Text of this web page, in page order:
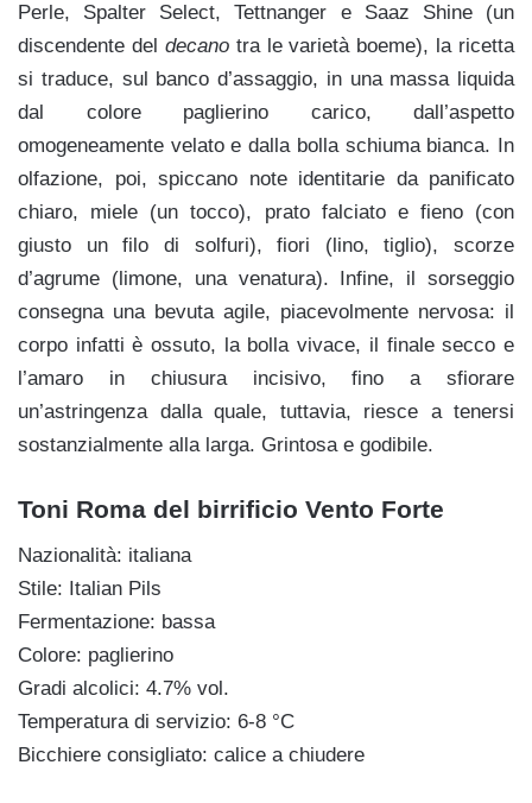
Perle, Spalter Select, Tettnanger e Saaz Shine (un
discendente del decanotra le varietà boeme), la ricetta
si traduce, sul banco d’assaggio, in una massa liquida
dal colore paglierino carico, dall’aspetto
omogeneamente velato e dalla bolla schiuma bianca. In
olfazione, poi, spiccano note identitarie da panificato
chiaro, miele (un tocco), prato falciato e fieno (con
giusto un filo di solfuri), fiori (lino, tiglio), scorze
d’agrume (limone, una venatura). Infine, il sorseggio
consegna una bevuta agile, piacevolmente nervosa: il
corpo infatti è ossuto, la bolla vivace, il finale secco e
l’amaro in chiusura incisivo, fino a sfiorare
un’astringenza dalla quale, tuttavia, riesce a tenersi
sostanzialmente alla larga. Grintosa e godibile.
Toni Roma del birrificio Vento Forte
Nazionalità: italiana
Stile: Italian Pils
Fermentazione: bassa
Colore: paglierino
Gradi alcolici: 4.7% vol.
Temperatura di servizio: 6-8 °C
Bicchiere consigliato: calice a chiudere